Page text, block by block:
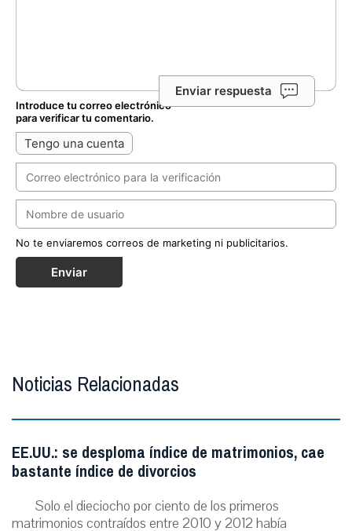
Enviar respuesta
Introduce tu correo electrónico
para verificar tu comentario.
Tengo una cuenta
No te enviaremos correos de marketing ni publicitarios.
Enviar
Noticias Relacionadas
EE.UU.: se desploma índice de matrimonios, cae
bastante índice de divorcios
Solo el dieciocho por ciento de los primeros
matrimonios contraídos entre 2010 y 2012 había